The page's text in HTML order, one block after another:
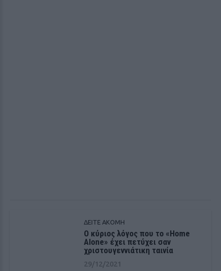
ΔΕΙΤΕ ΑΚΟΜΗ
Ο κύριος λόγος που το «Home
Alone» έχει πετύχει σαν
χριστουγεννιάτικη ταινία
29/12/2021